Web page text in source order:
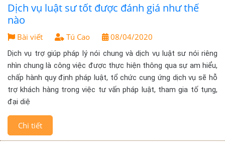
Dịch vụ luật sư tốt được đánh giá như thế
nào
Bài viết Tú Cao 08/04/2020
Dịch vụ trợ giúp pháp lý nói chung và dịch vụ luật sư nói riêng
nhìn chung là công việc được thực hiện thông qua sự am hiểu,
chấp hành quy định pháp luật, tổ chức cung ứng dịch vụ sẽ hỗ
trợ khách hàng trong việc tư vấn pháp luật, tham gia tố tụng,
đại diệ
Chi tiết